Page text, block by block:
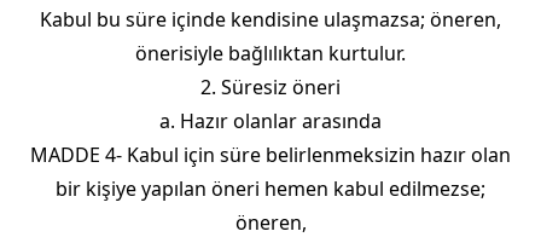
Kabul bu süre içinde kendisine ulaşmazsa; öneren,
önerisiyle bağlılıktan kurtulur.
2. Süresiz öneri
a. Hazır olanlar arasında
MADDE 4- Kabul için süre belirlenmeksizin hazır olan
bir kişiye yapılan öneri hemen kabul edilmezse;
öneren,